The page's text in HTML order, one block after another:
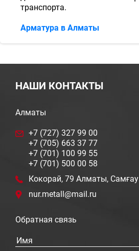
транспорта.
Арматура в Алматы
НАШИ КОНТАКТЫ
Алматы
+7 (727) 327 99 00
+7 (705) 663 37 77
+7 (701) 100 99 55
+7 (701) 500 00 58
Кокорай, 79 Алматы, Самғау
nur.metall@mail.ru
Обратная связь